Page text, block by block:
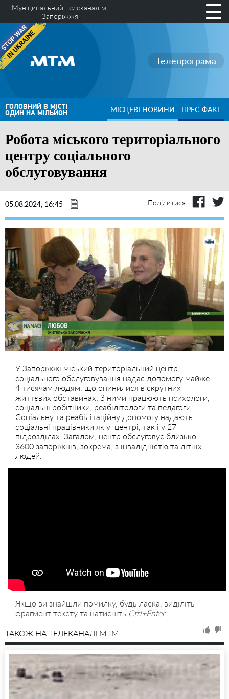
Муніципальний телеканал м.
Запоріжжя
Телепрограма
ГОЛОВНИЙ В МІСТІ
ОДИН НА МІЛЬЙОН МІСЦЕВІ НОВИНИ ПРЕС-ФАКТ
Робота міського територіального
центру соціального
обслуговування
05.08.2024, 16:45 Поділитися:
У Запоріжжі міський територіальний центр
соціального обслуговування надає допомогу майже
4 тисячам людям, що опинилися в скрутних
життєвих обставинах. З ними працюють психологи,
соціальні робітники, реабілітологи та педагоги.
Соціальну та реабілітаційну допомогу надають
соціальні працівники як у центрі, так і у 27
підрозділах. Загалом, центр обслуговує близько
3600 запоріжців, зокрема, з інвалідністю та літніх
людей.
Якщо ви знайшли помилку, будь ласка, виділіть
фрагмент тексту та натисніть Ctrl+Enter.
ТАКОЖ НА ТЕЛЕКАНАЛІ MTM